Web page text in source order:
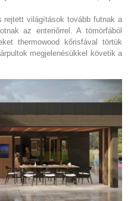
rejtett világítások tovább futnak a
az enteriőrrel. A tömörfából
thermowood kőrisfával törtük
megjelenésükkel követik a